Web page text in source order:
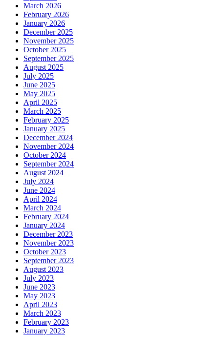
March 2026
February 2026
January 2026
December 2025
November 2025
October 2025
September 2025
August 2025
July 2025
June 2025
May 2025
April 2025
March 2025
February 2025
January 2025
December 2024
November 2024
October 2024
September 2024
August 2024
July 2024
June 2024
April 2024
March 2024
February 2024
January 2024
December 2023
November 2023
October 2023
September 2023
August 2023
July 2023
June 2023
May 2023
April 2023
March 2023
February 2023
January 2023